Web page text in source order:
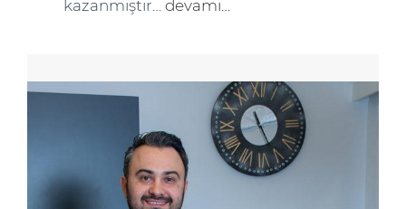
kazanmıştır… devamı…